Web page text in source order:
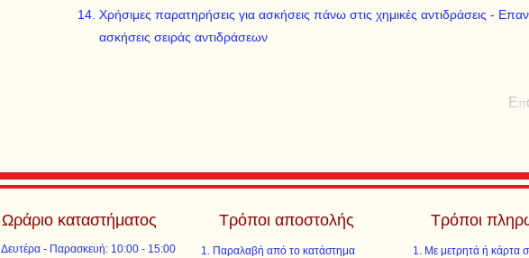
Χρήσιμες παρατηρήσεις για ασκήσεις πάνω στις χημικές αντιδράσεις -
ασκήσεις σειράς αντιδράσεων
Ωράριο καταστήματος
Δευτέρα - Παρασκευή: 10:00 - 15:00
Τρόποι αποστολής
Παραλαβή από το κατάστημα
Τρόποι
Με μετρητά ή κάρτα